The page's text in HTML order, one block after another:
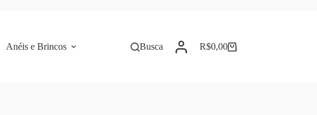
Anéis e Brincos Busca Carrinho
R$0,00